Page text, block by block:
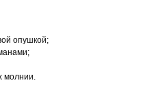
опушкой;
молнии.